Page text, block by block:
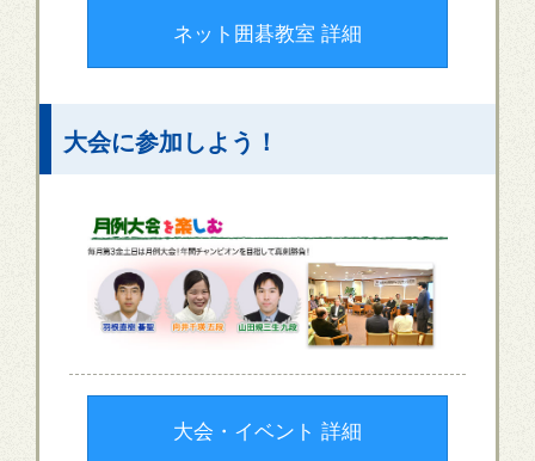
ネット囲碁教室 詳細
大会に参加しよう！
大会・イベント 詳細